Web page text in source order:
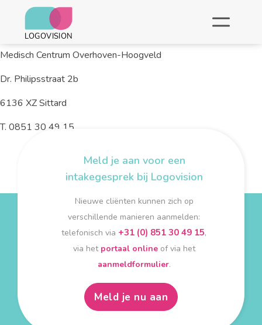
Let op, momenteel alleen beschikbaar voor stem- en
ouderenzorg!
Medisch Centrum Overhoven-Hoogveld
Dr. Philipsstraat 2b
6136 XZ Sittard
T. 0851 30 49 15
Meld je aan voor een
intakegesprek bij Logovision
Nieuwe cliënten kunnen zich op
verschillende manieren aanmelden:
telefonisch via +31 (0) 851 30 49 15,
via het portaal onlineof via het
aanmeldformulier.
Meld je nu aan